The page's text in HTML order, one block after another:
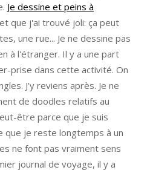
Je dessine et peins à
que j'ai trouvé joli: ça peut
une rue... Je ne dessine pas
à l'étranger. Il y a une part
prise dans cette activité. On
J'y reviens après. Je ne
de doodles relatifs au
être parce que je suis
que je reste longtemps à un
ne font pas vraiment sens
journal de voyage, il y a